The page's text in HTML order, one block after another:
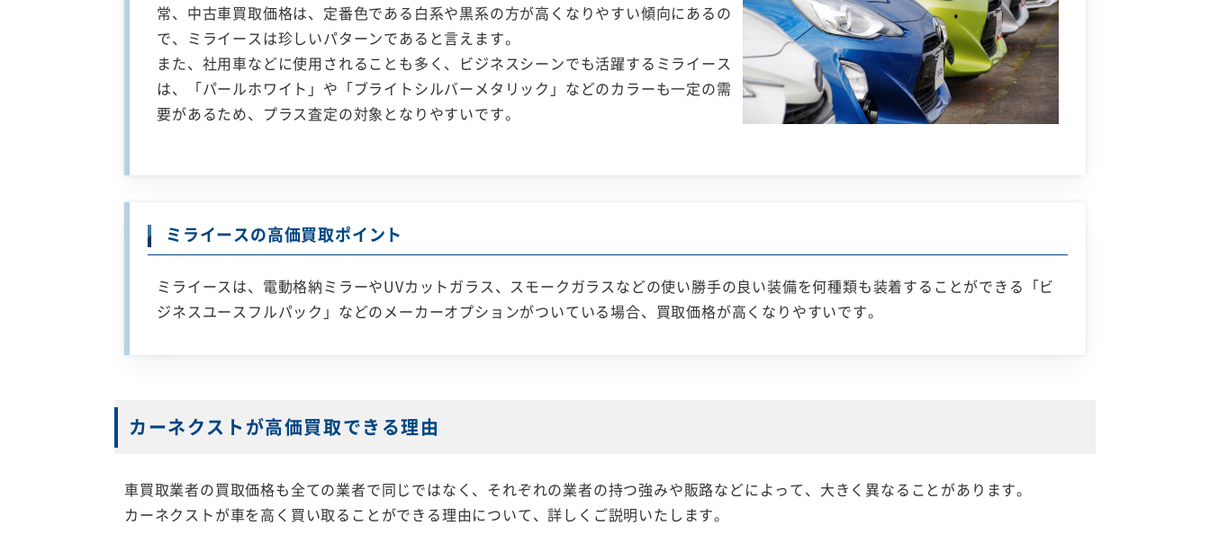
常、中古車買取価格は、定番色である白系や黒系の方が高くなりやすい傾向にあるの
で、ミライースは珍しいパターンであると言えます。
また、社用車などに使用されることも多く、ビジネスシーンでも活躍するミライース
は、「パールホワイト」や「ブライトシルバーメタリック」などのカラーも一定の需
要があるため、プラス査定の対象となりやすいです。
ミライースの高価買取ポイント
ミライースは、電動格納ミラーやUVカットガラス、スモークガラスなどの使い勝手の良い装備を何種類も装着することができる「ビ
ジネスユースフルパック」などのメーカーオプションがついている場合、買取価格が高くなりやすいです。
カーネクストが高価買取できる理由
車買取業者の買取価格も全ての業者で同じではなく、それぞれの業者の持つ強みや販路などによって、大きく異なることがあります。
カーネクストが車を高く買い取ることができる理由について、詳しくご説明いたします。